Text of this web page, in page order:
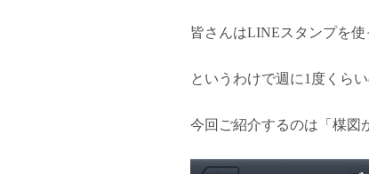
皆さんはLINEスタンプを使
というわけで週に1 度くら
今回ご紹介するのは「楳図